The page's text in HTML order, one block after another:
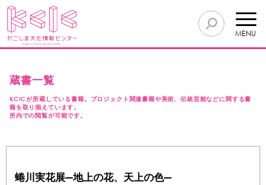
MENU
蔵書一覧
KCICが所蔵している書籍。プロジェクト関連書籍や美術、伝統芸能などに関する書
籍を取り揃えています。
所内での閲覧が可能です。
蜷川実花展―地上の花、天上の色―